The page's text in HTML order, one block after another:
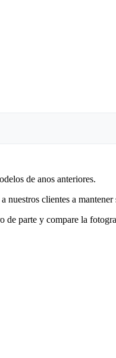
de anos anteriores.
clientes a
de parte y compare la